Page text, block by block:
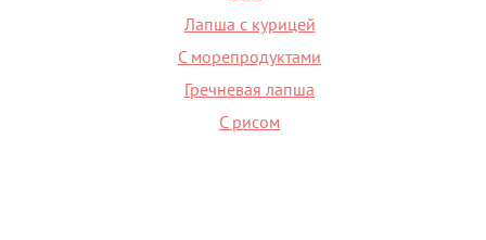
Лапша с курицей
С морепродуктами
Гречневая лапша
С рисом